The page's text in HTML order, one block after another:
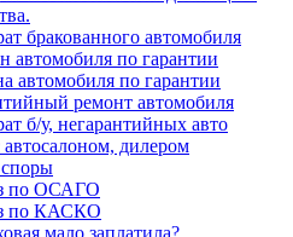
бракованного автомобиля
автомобиля по гарантии
автомобиля по гарантии
ремонт автомобиля
б/у, негарантийных авто
автосалоном, дилером
по ОСАГО
по КАСКО
мало заплатила?